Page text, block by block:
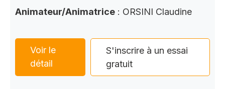
Animateur/Animatrice : ORSINI Claudine
Voir le
détail
S'inscrire à un essai
gratuit